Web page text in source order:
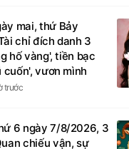
mai, thứ Bảy
chỉ đích danh 3
hố vàng', tiền bạc
cuốn', vươn mình
phút chốc
trước
6 ngày 7/8/2026, 3
chiếu vận, sự